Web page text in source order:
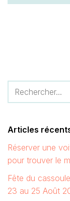
Articles
Réserver une
pour trouver le
Fête du
23 au 25 Août